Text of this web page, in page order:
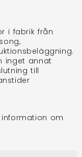
i fabrik från
inget annat
till
om